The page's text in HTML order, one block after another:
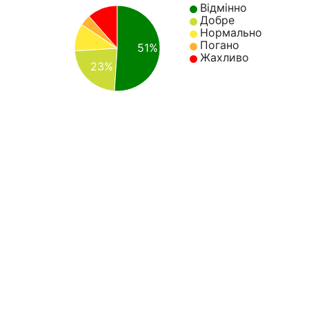
Відмінно
Добре
Нормально
Погано
Жахливо
23%
51%